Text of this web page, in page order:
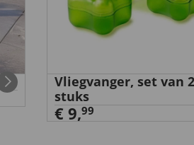
Vliegvanger, set van 2
stuks
€ 9,99